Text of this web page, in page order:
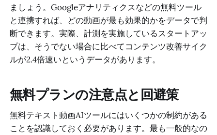
ましょう。Googleアナリティクスなどの無料ツール
と連携すれば、どの動画が最も効果的かをデータで判
断できます。実際、計測を実施しているスタートアッ
プは、そうでない場合に比べてコンテンツ改善サイク
ルが2.4倍速いというデータがあります。
無料プランの注意点と回避策
無料テキスト動画AIツールにはいくつかの制約がある
ことを認識しておく必要があります。最も一般的なの